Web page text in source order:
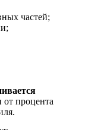
частей;
от процента